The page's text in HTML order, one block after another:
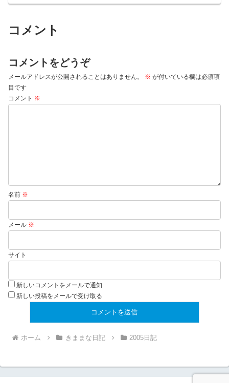
コメント
コメントをどうぞ
メールアドレスが公開されることはありません。 ※ が付いている欄は必須項
目です
コメント ※
名前 ※
メール ※
サイト
新しいコメントをメールで通知
新しい投稿をメールで受け取る
ホーム きままな日記 2005日記